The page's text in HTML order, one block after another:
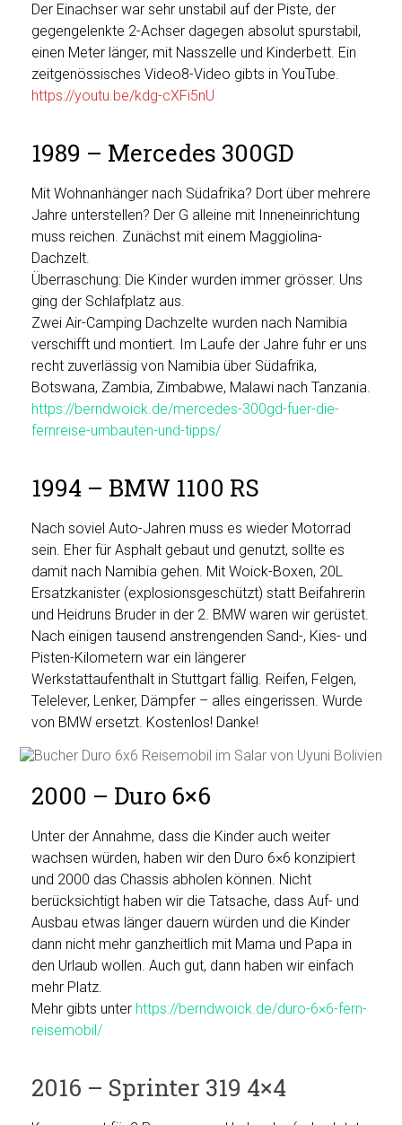
Der Einachser war sehr unstabil auf der Piste, der
gegengelenkte 2-Achser dagegen absolut spurstabil,
einen Meter länger, mit Nasszelle und Kinderbett. Ein
zeitgenössisches Video8-Video gibts in YouTube.
https://youtu.be/kdg-cXFi5nU
1989 – Mercedes 300GD
Mit Wohnanhänger nach Südafrika? Dort über mehrere
Jahre unterstellen? Der G alleine mit Inneneinrichtung
muss reichen. Zunächst mit einem Maggiolina-
Dachzelt.
Überraschung: Die Kinder wurden immer grösser. Uns
ging der Schlafplatz aus.
Zwei Air-Camping Dachzelte wurden nach Namibia
verschifft und montiert. Im Laufe der Jahre fuhr er uns
recht zuverlässig von Namibia über Südafrika,
Botswana, Zambia, Zimbabwe, Malawi nach Tanzania.
https://berndwoick.de/mercedes-300gd-fuer-die-
fernreise-umbauten-und-tipps/
1994 – BMW 1100 RS
Nach soviel Auto-Jahren muss es wieder Motorrad
sein. Eher für Asphalt gebaut und genutzt, sollte es
damit nach Namibia gehen. Mit Woick-Boxen, 20L
Ersatzkanister (explosionsgeschützt) statt Beifahrerin
und Heidruns Bruder in der 2. BMW waren wir gerüstet.
Nach einigen tausend anstrengenden Sand-, Kies- und
Pisten-Kilometern war ein längerer
Werkstattaufenthalt in Stuttgart fällig. Reifen, Felgen,
Telelever, Lenker, Dämpfer – alles eingerissen. Wurde
von BMW ersetzt. Kostenlos! Danke!
2000 – Duro 6×6
Unter der Annahme, dass die Kinder auch weiter
wachsen würden, haben wir den Duro 6×6 konzipiert
und 2000 das Chassis abholen können. Nicht
berücksichtigt haben wir die Tatsache, dass Auf- und
Ausbau etwas länger dauern würden und die Kinder
dann nicht mehr ganzheitlich mit Mama und Papa in
den Urlaub wollen. Auch gut, dann haben wir einfach
mehr Platz.
Mehr gibts unter https://berndwoick.de/duro-6×6-fern-
reisemobil/
2016 – Sprinter 319 4×4